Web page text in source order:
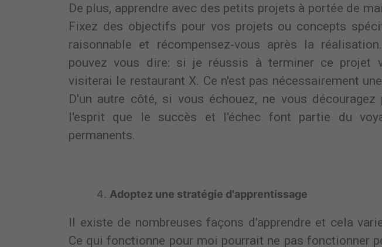
De plus, apprendre avec des petits projets à portée de
Fixez des objectifs pour vos projets ou concepts
raisonnable et récompensez-vous après la
pouvez vous dire: si je réussis à terminer ce projet
visiterai le restaurant X. Ce n'est pas nécessairement
D'un autre côté, si vous échouez, ne vous
l'esprit que le succès et l'échec font partie du
permanents.
Adoptez une stratégie d'apprentissage
Il existe de nombreuses façons d'apprendre et cela
Ce qui fonctionne pour moi pourrait ne pas fonctionner